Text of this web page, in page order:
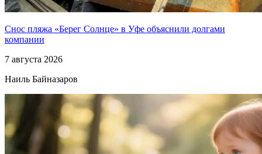
Снос пляжа «Берег Солнце» в Уфе объяснили долгами
компании
7 августа 2026
Наиль Байназаров